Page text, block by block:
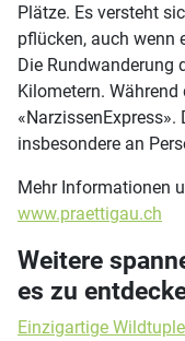
Plätze. Es versteht
pflücken, auch wenn
Die Rundwanderung
Kilometern.
insbesondere an
Mehr Informationen
www.praettigau.ch
Weitere
es zu
Einzigartige